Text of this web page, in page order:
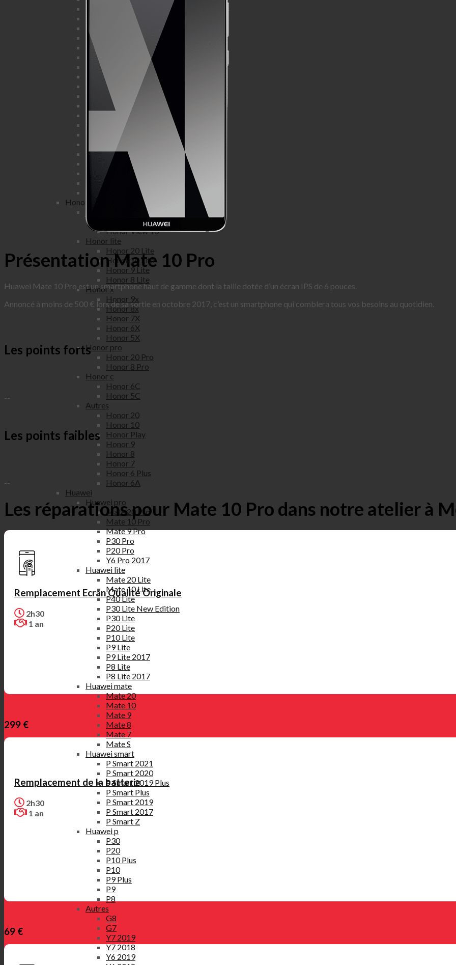
iPhone 11 Pro
iPhone XS
iPhone XR
iPhone X
iPhone 8 Plus
iPhone 8
iPhone 7 Plus
iPhone 7
iPhone SE
iPhone 6S Plus
iPhone 6 Plus
iPhone 5S
iPhone 5C
iPhone 5
iPhone 4S
iPhone 4
Honor
Honor View 20
Honor View 10
Honor lite
Honor 20 Lite
Honor 10 Lite
Honor 9 Lite
Honor 8 Lite
Honor x
Honor 9x
Honor 8x
Honor 7X
Honor 6X
Honor 5X
Honor pro
Honor 20 Pro
Honor 8 Pro
Honor c
Honor 6C
Honor 5C
Autres
Honor 20
Honor 10
Honor Play
Honor 9
Honor 8
Honor 7
Honor 6 Plus
Honor 6A
Huawei
Huawei pro
Mate 20 Pro
Mate 10 Pro
Mate 9 Pro
P30 Pro
P20 Pro
Y6 Pro 2017
Huawei lite
Mate 20 Lite
Mate 10 Lite
P40 Lite
P30 Lite New Edition
P30 Lite
P20 Lite
P10 Lite
P9 Lite
P9 Lite 2017
P8 Lite
P8 Lite 2017
Huawei mate
Mate 20
Mate 10
Mate 9
Mate 8
Mate 7
Mate S
Huawei smart
P Smart 2021
P Smart 2020
P Smart 2019 Plus
P Smart Plus
P Smart 2019
P Smart 2017
P Smart Z
Huawei p
P30
P20
P10 Plus
P10
P9 Plus
P9
P8
Autres
G8
G7
Y7 2019
Y7 2018
Y6 2019
Présentation Mate 10 Pro
Huawei Mate 10 Pro est un smartphone haut de gamme dont la taille dotée d’un écran IPS de 6 pouces.
Annoncé à moins de 500 € lors de sa sortie en octobre 2017, c’est un smartphone qui comblera tous vos besoins au quotidien.
Les points forts
--
Les points faibles
--
Les réparations pour Mate 10 Pro dans notre atelier à
Remplacement Ecran Qualité Originale
2h30
1 an
299 €
Remplacement de la batterie
2h30
1 an
69 €